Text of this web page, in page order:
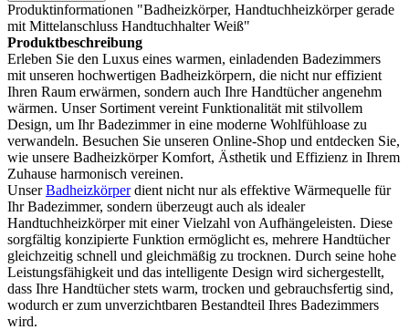
Produktinformationen "Badheizkörper, Handtuchheizkörper gerade
mit Mittelanschluss Handtuchhalter Weiß"
Produktbeschreibung
Erleben Sie den Luxus eines warmen, einladenden Badezimmers
mit unseren hochwertigen Badheizkörpern, die nicht nur effizient
Ihren Raum erwärmen, sondern auch Ihre Handtücher angenehm
wärmen. Unser Sortiment vereint Funktionalität mit stilvollem
Design, um Ihr Badezimmer in eine moderne Wohlfühloase zu
verwandeln. Besuchen Sie unseren Online-Shop und entdecken Sie,
wie unsere Badheizkörper Komfort, Ästhetik und Effizienz in Ihrem
Zuhause harmonisch vereinen.
UnserBadheizkörperdient nicht nur als effektive Wärmequelle für
Ihr Badezimmer, sondern überzeugt auch als idealer
Handtuchheizkörper mit einer Vielzahl von Aufhängeleisten. Diese
sorgfältig konzipierte Funktion ermöglicht es, mehrere Handtücher
gleichzeitig schnell und gleichmäßig zu trocknen. Durch seine hohe
Leistungsfähigkeit und das intelligente Design wird sichergestellt,
dass Ihre Handtücher stets warm, trocken und gebrauchsfertig sind,
wodurch er zum unverzichtbaren Bestandteil Ihres Badezimmers
wird.